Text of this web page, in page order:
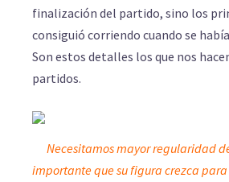
finalización del partido, sino los
consiguió corriendo cuando se
Son estos detalles los que nos
partidos.
Necesitamos mayor regularidad
importante que su figura crezca para